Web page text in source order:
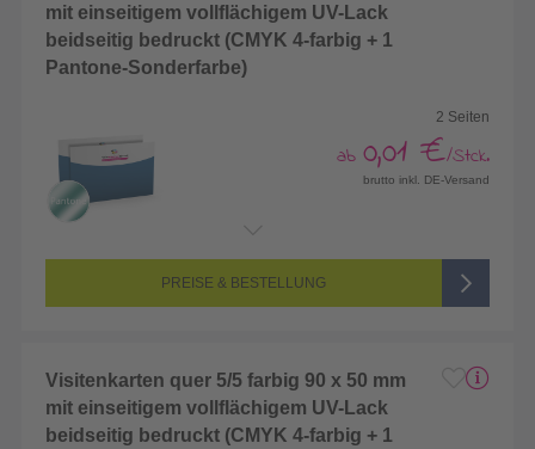
mit einseitigem vollflächigem UV-Lack
beidseitig bedruckt (CMYK 4-farbig + 1
Pantone-Sonderfarbe)
2 Seiten
ab 0,01 €/Stck.
brutto inkl. DE-Versand
Seitenanzahl: 2-seitig (Vorderseite und Rückseite bedruckt)
5/5-farbig (vollfarbig bedruckt + 1 Sonderfarbe)
PREISE & BESTELLUNG
Visitenkarten quer 5/5 farbig 90 x 50 mm
mit einseitigem vollflächigem UV-Lack
beidseitig bedruckt (CMYK 4-farbig + 1